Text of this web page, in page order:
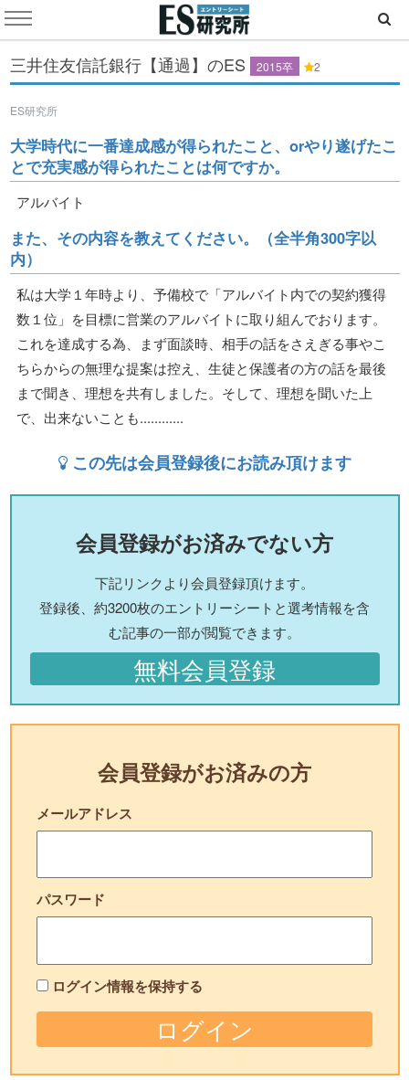
三井住友信託銀行【通過】のES 2015卒 2
ES研究所
大学時代に一番達成感が得られたこと、orやり遂げたこ
とで充実感が得られたことは何ですか。
アルバイト
また、その内容を教えてください。（全半角300字以
内）
私は大学１年時より、予備校で「アルバイト内での契約獲得
数１位」を目標に営業のアルバイトに取り組んでおります。
これを達成する為、まず面談時、相手の話をさえぎる事やこ
ちらからの無理な提案は控え、生徒と保護者の方の話を最後
まで聞き、理想を共有しました。そして、理想を聞いた上
で、出来ないことも............
この先は会員登録後にお読み頂けます
会員登録がお済みでない方
下記リンクより会員登録頂けます。
登録後、約3200枚のエントリーシートと選考情報を含
む記事の一部が閲覧できます。
無料会員登録
会員登録がお済みの方
メールアドレス
パスワード
ログイン情報を保持する